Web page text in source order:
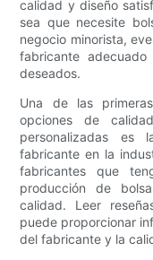
calidad y diseño
sea que necesite
negocio minorista,
fabricante
deseados.
Una de las
opciones de
personalizadas es
fabricante en la
fabricantes que
producción de
calidad. Leer
puede proporcionar
del fabricante y la